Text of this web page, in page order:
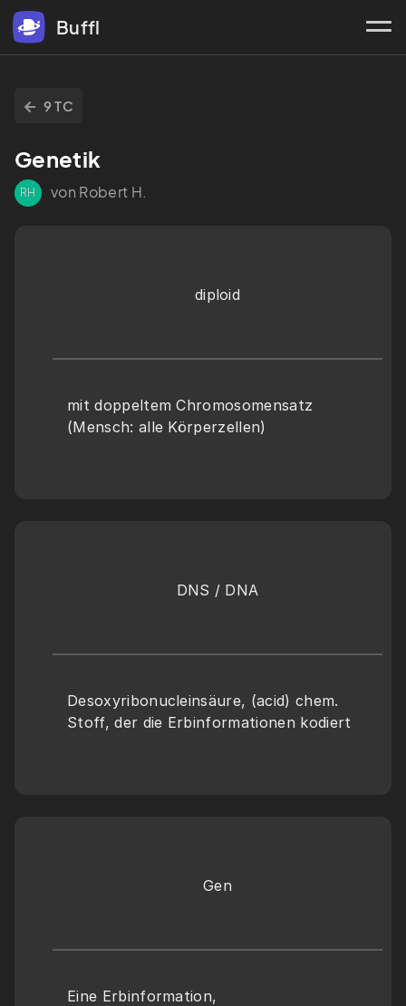
Buffl
9 TC
Genetik
RH von Robert H.
diploid
mit doppeltem Chromosomensatz
(Mensch: alle Körperzellen)
DNS / DNA
Desoxyribonucleinsäure, (acid) chem.
Stoff, der die Erbinformationen kodiert
Gen
Eine Erbinformation,